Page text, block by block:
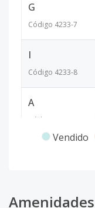
G
Código 4233-7
I
Código 4233-8
A
Código
Vendido
Amenidades